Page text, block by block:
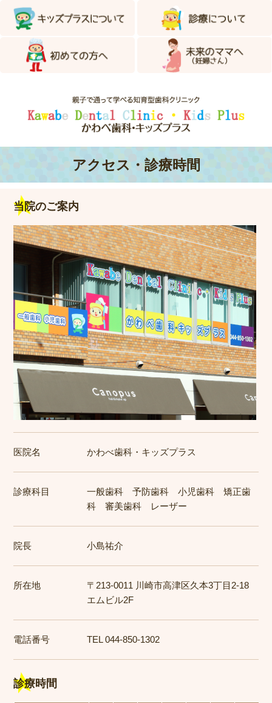
アクセス・診療時間
当院のご案内
医院名 かわべ歯科・キッズプラス
診療科目
一般歯科 予防歯科 小児歯科 矯正歯
科 審美歯科 レーザー
院長 小島祐介
所在地
〒213-0011 川崎市高津区久本3丁目2-18
エムビル2F
電話番号 TEL 044-850-1302
診療時間